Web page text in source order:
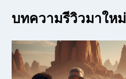
บทความรีวิวมาใหม่